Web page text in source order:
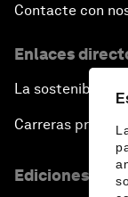
Contacte con
Enlaces
La sostenibilidad
Carreras
Ediciones en